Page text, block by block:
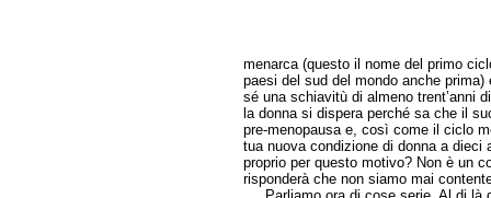
menarca (questo il nome del primo
paesi del sud del mondo anche
sé una schiavitù di almeno trent’anni
la donna si dispera perché sa che il
pre-menopausa e, così come il ciclo
tua nuova condizione di donna a
proprio per questo motivo? Non è un
risponderà che non siamo mai